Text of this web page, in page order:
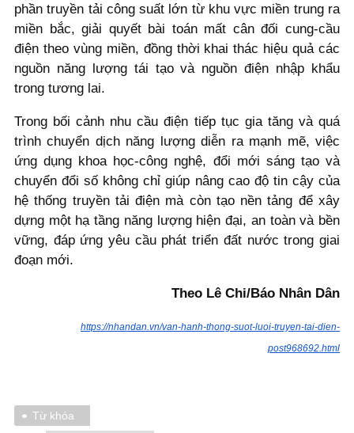
phần truyền tải công suất lớn từ khu vực miền trung ra
miền bắc, giải quyết bài toán mất cân đối cung-cầu
điện theo vùng miền, đồng thời khai thác hiệu quả các
nguồn năng lượng tái tạo và nguồn điện nhập khẩu
trong tương lai.
Trong bối cảnh nhu cầu điện tiếp tục gia tăng và quá
trình chuyển dịch năng lượng diễn ra mạnh mẽ, việc
ứng dụng khoa học-công nghệ, đổi mới sáng tạo và
chuyển đổi số không chỉ giúp nâng cao độ tin cậy của
hệ thống truyền tải điện mà còn tạo nền tảng để xây
dựng một hạ tầng năng lượng hiện đại, an toàn và bền
vững, đáp ứng yêu cầu phát triển đất nước trong giai
đoạn mới.
Theo Lê Chi/Báo Nhân Dân
https://nhandan.vn/van-hanh-thong-suot-luoi-truyen-tai-dien-
post968692.html
Từ khóa